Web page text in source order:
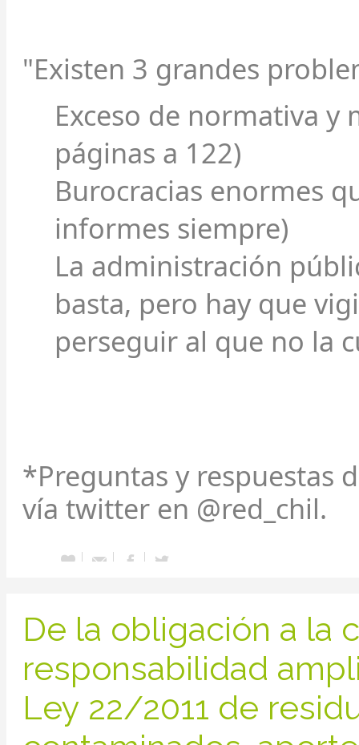
"Existen 3 grandes
Exceso de normativa y
páginas a 122)
Burocracias enormes
informes siempre)
La administración
basta, pero hay que
perseguir al que no la
*Preguntas y respuestas
vía twitter en @red_chil.
De la obligación a la
responsabilidad
Ley 22/2011 de